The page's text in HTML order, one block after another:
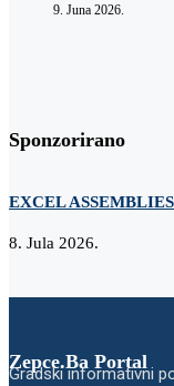
9. Juna 2026.
Sponzorirano
EXCEL
8. Jula 2026.
Zepce.Ba Portal
Gradski informativni